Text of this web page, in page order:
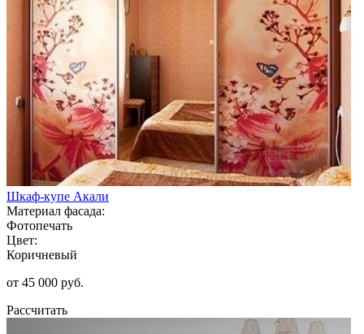
Шкаф-купе Акали
Материал фасада:
Фотопечать
Цвет:
Коричневый
от 45 000 руб.
Рассчитать